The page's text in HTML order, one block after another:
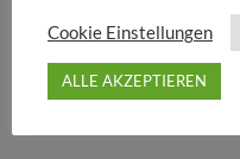
Cookie Einstellungen
ALLE AKZEPTIEREN